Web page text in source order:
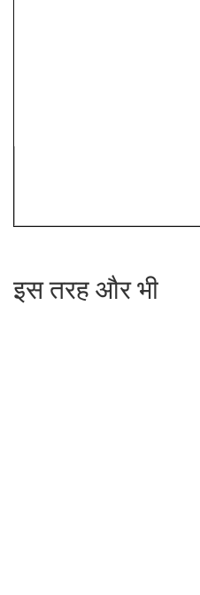
इस तरह और भी